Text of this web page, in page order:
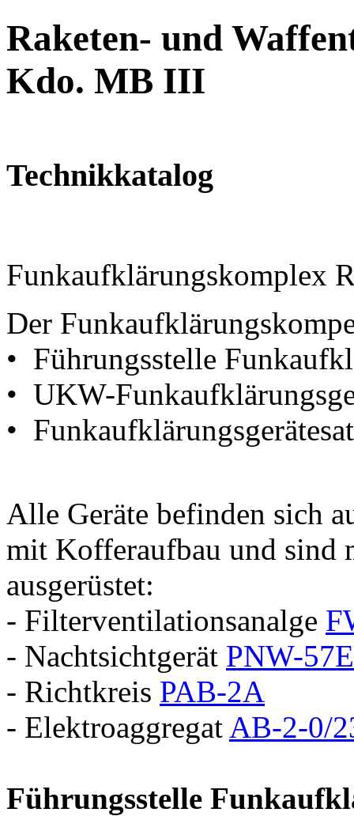
Raketen- und
Kdo. MB III
Technikkatalog
Funkaufklärungskomplex
Der
• Führungsstelle
• UKW-
•
Alle Geräte befinden sich
mit Kofferaufbau und sind
ausgerüstet:
- Filterventilationsanalge
- Nachtsichtgerät PNW-57E
- Richtkreis PAB-2A
- Elektroaggregat AB-2-0/
Führungsstelle